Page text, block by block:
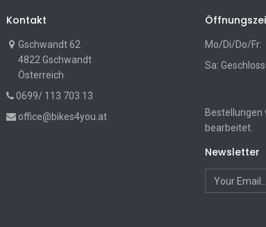
Kontakt
Gschwandt 62
4822 Gschwandt
Österreich
0699/ 113 703 13
office@bikes4you.at
Mo/Di/Do/Fr:
Sa:
Bestellungen
bearbeitet.
Newsletter